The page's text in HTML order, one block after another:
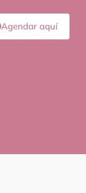
Agendar aquí